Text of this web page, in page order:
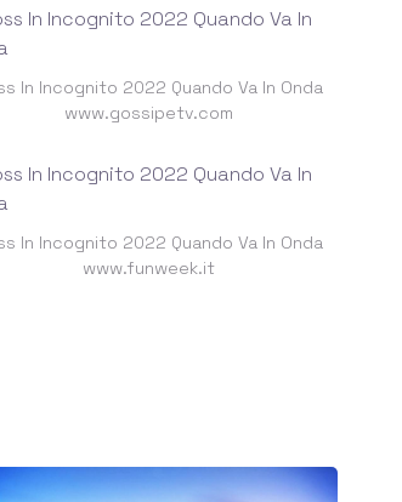
In Incognito 2022 Quando Va In Onda
www.gossipetv.com
In Incognito 2022 Quando Va In Onda
www.funweek.it